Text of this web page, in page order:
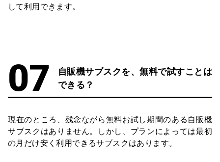
して利用できます。
自販機サブスクを、無料で試すことは
できる？
現在のところ、残念ながら無料お試し期間のある自販機
サブスクはありません。しかし、プランによっては最初
の月だけ安く利用できるサブスクはあります。